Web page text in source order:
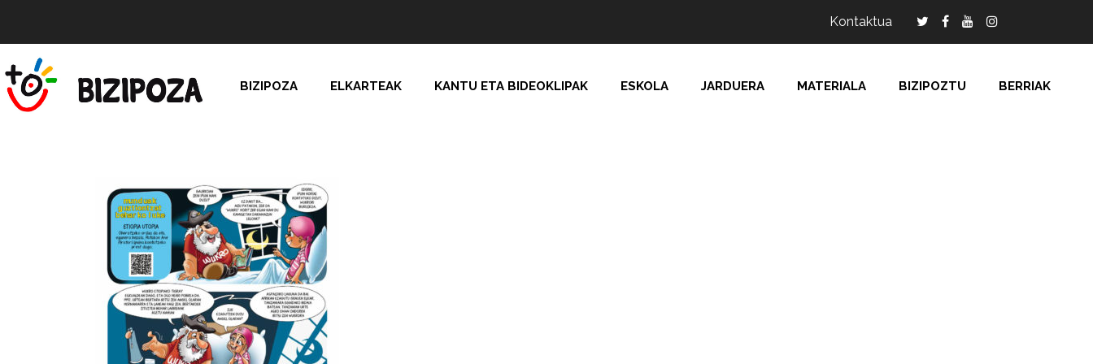
Kontaktua
BIZIPOZA ELKARTEAK KANTU ETA BIDEOKLIPAK ESKOLA JARDUERA MATERIALA BIZIPOZTU BERRIAK